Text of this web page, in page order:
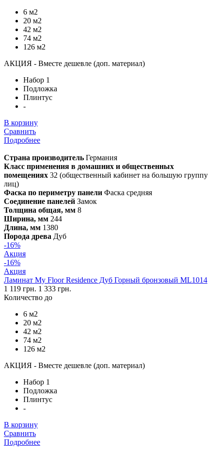
6 м2
20 м2
42 м2
74 м2
126 м2
АКЦИЯ - Вместе дешевле (доп. материал)
Набор 1
Подложка
Плинтус
-
В корзину
Сравнить
Подробнее
Страна производитель Германия
Класс применения в домашних и общественных
помещениях 32 (общественный кабинет на большую группу
лиц)
Фаска по периметру панели Фаска средняя
Соединение панелей Замок
Толщина общая, мм 8
Ширина, мм 244
Длина, мм 1380
Порода древа Дуб
-16%
Акция
-16%
Акция
Ламинат My Floor Residence Дуб Горный бронзовый ML1014
1 119 грн. 1 333 грн.
Количество до
6 м2
20 м2
42 м2
74 м2
126 м2
АКЦИЯ - Вместе дешевле (доп. материал)
Набор 1
Подложка
Плинтус
-
В корзину
Сравнить
Подробнее